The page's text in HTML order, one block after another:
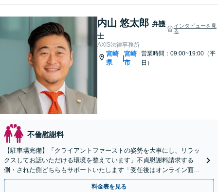
内山 悠太郎 弁護
士
インタビューを見
る
AXIS法律事務所
宮崎
県
|
宮崎
市
営業時間：09:00~19:00（平
日）
不倫慰謝料
【駐車場完備】「クライアントファーストの姿勢を大事にし、リラッ
クスしてお話いただける環境を整えています」不貞慰謝料請求する
側・された側どちらもサポートいたします「受任後はオンライン面談
やLINEチャット相談に対応」【休日・夜間相談可】
料金表を見る